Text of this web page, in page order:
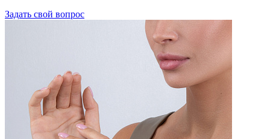
Задать свой вопрос